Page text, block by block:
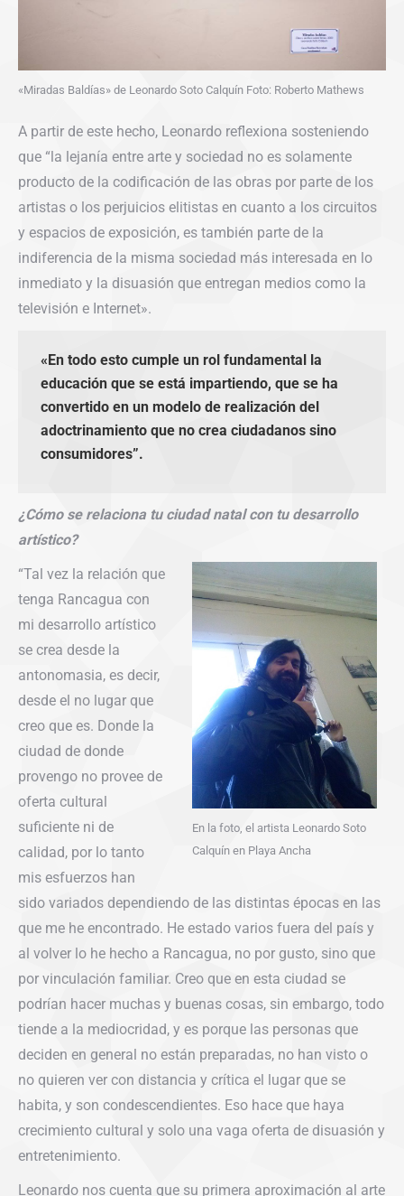
«Miradas Baldías» de Leonardo Soto Calquín Foto: Roberto Mathews
A partir de este hecho, Leonardo reflexiona sosteniendo
que “la lejanía entre arte y sociedad no es solamente
producto de la codificación de las obras por parte de los
artistas o los perjuicios elitistas en cuanto a los circuitos
y espacios de exposición, es también parte de la
indiferencia de la misma sociedad más interesada en lo
inmediato y la disuasión que entregan medios como la
televisión e Internet».
«En todo esto cumple un rol fundamental la
educación que se está impartiendo, que se ha
convertido en un modelo de realización del
adoctrinamiento que no crea ciudadanos sino
consumidores”.
¿Cómo se relaciona tu ciudad natal con tu desarrollo
artístico?
En la foto, el artista Leonardo Soto
Calquín en Playa Ancha
“Tal vez la relación que
tenga Rancagua con
mi desarrollo artístico
se crea desde la
antonomasia, es decir,
desde el no lugar que
creo que es. Donde la
ciudad de donde
provengo no provee de
oferta cultural
suficiente ni de
calidad, por lo tanto
mis esfuerzos han
sido variados dependiendo de las distintas épocas en las
que me he encontrado. He estado varios fuera del país y
al volver lo he hecho a Rancagua, no por gusto, sino que
por vinculación familiar. Creo que en esta ciudad se
podrían hacer muchas y buenas cosas, sin embargo, todo
tiende a la mediocridad, y es porque las personas que
deciden en general no están preparadas, no han visto o
no quieren ver con distancia y crítica el lugar que se
habita, y son condescendientes. Eso hace que haya
crecimiento cultural y solo una vaga oferta de disuasión y
entretenimiento.
Leonardo nos cuenta que su primera aproximación al arte